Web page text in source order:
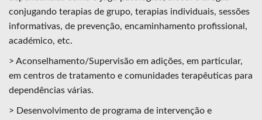
conjugando terapias de grupo, terapias individuais, sessões
informativas, de prevenção, encaminhamento profissional,
académico, etc.
> Aconselhamento/Supervisão em adições, em particular,
em centros de tratamento e comunidades terapêuticas para
dependências várias.
> Desenvolvimento de programa de intervenção e